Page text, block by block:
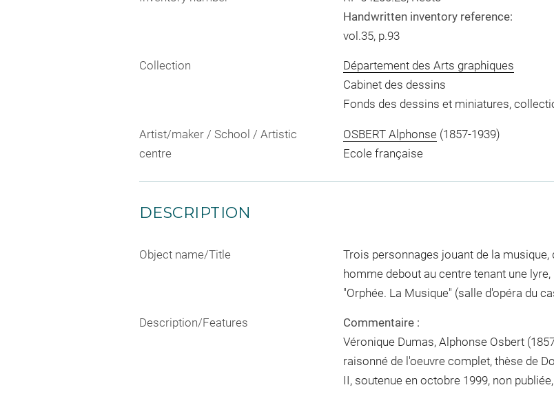
Handwritten inventory reference:
vol.35, p.93
Collection
Département des Arts graphiques
Cabinet des dessins
Fonds des dessins et miniatures,
Artist/maker / School / Artistic
centre
OSBERT Alphonse(1857-1939)
Ecole française
DESCRIPTION
Object name/Title
Trois personnages jouant de la
homme debout au centre tenant une
"Orphée. La Musique" (salle d'opéra du
Description/Features
Commentaire :
Véronique Dumas, Alphonse Osbert
raisonné de l'oeuvre complet, thèse de
II, soutenue en octobre 1999, non publiée,